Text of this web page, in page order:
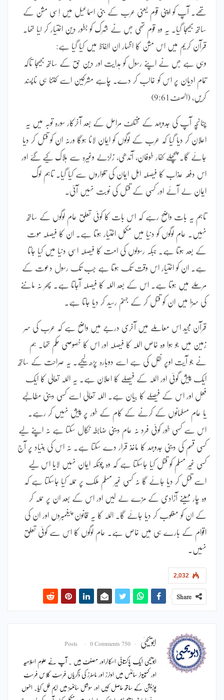
تھے۔ آپ کو اپنی قوم یعنی عرب کے بنی اسماعیل میں اِسی مشن کے
ساتھ بھیجا گیا۔ یہ وہ قوم تھی جس نے شرک کو بطور دین اختیار کر لیا تھا۔
قرآن کریم میں اس مشن کا اظہار ان الفاظ میں کیا گیا ہے:
وہی ہے جس نے اپنے رسول کو ہدایت اور دین حق کے ساتھ بھیجا تاکہ
تمام ادیان پر اس کو غالب کر دے۔ چاہے مشرکین اسے کتنا ہی ناپسند
کریں، (الصف9:61)
چنانچہ آپ کی جدوجہد کے مختلف مراحل کے بعد آخرکار سورہ توبہ میں یہ
اعلان کر دیا گیا کہ عرب کے لوگوں کو ایمان لانا ہوگا ورنہ ان کو قتل کر دیا
جائے گا۔ پچھلے کفار طوفان، آندھی، زلزلے وغیرہ سے ہلاک کیے گئے اور
اس دفعہ عذاب کا فیصلہ اہل ایمان کی تلواروں سے کیا گیا۔ تاہم لوگ
ایمان لے آئے اور کسی کے قتل کی نوبت نہیں آئی۔
تاہم یہ بات واضح رہے کہ اس بات کا کوئی تعلق عام لوگوں کے ساتھ
نہیں۔ عام لوگوں کو دنیا میں مکمل اختیار ہوتا ہے۔ ان کا فیصلہ موت
کے بعد ہوتا ہے۔ جبکہ رسولوں کی امت کا فیصلہ اسی دنیا میں کیا جاتا
ہے۔ ان کو اختیار اس وقت تک ہوتا ہے جب تک رسول دعوت کے
مرحلے میں ہوتا ہے۔ اس کے بعد اللہ کا فیصلہ آجاتا ہے۔ پھر نہ ماننے
کی سزا میں ان کو قتل کر کے جہنم رسید کر دیا جاتا ہے۔
قرآن مجید اس معاملے میں آخری درجے میں واضح ہے کہ عرب کی سر
زمین میں جو ہوا وہ خاص اللہ کا فیصلہ اور اس کا خصوصی حکم تھا۔ ہم
نے جو آیت اوپر نقل کی ہے اسے دوبارہ پڑھ لیجیے۔ یہ صراحت کے ساتھ
ایک پیش گوئی اور اللہ کے فیصلے کا اعلان ہے۔ یہ اللہ تعالیٰ کا ایک
فعل اور اس کے فیصلے کا بیان ہے۔ اللہ تعالیٰ اسے کسی دینی مطالبے
یا عام مسلمانوں کے کرنے کے کام کے طور پر پیش نہیں کر رہے۔
اس سے کسی طور کوئی فرد نہ عام دینی ضابطہ نکال سکتا ہے نہ اپنے لیے
کسی قسم کی دینی جدوجہد کا ماخذ قرار دے سکتا ہے۔ نہ اس کی بنیاد پر آج
کسی غیر مسلم کو قتل کیا جاسکتا ہے کہ وہ چونکہ ایمان نہیں لایا اس لیے
اسے قتل کر دیا جائے گا نہ کسی غیر مسلم ملک پر حملہ کیا جاسکتا ہے کہ
وہ چار مہینے آزادی کے مزے لے لیں اور اس کے بعد ان پر حملہ کر
کے ان کو مغلوب کر دیا جائے گا۔ اللہ کا یہ قانون پیغمبروں اور ان کی
اقوام کے بارے ہی میں خاص ہے۔ عام لوگوں کا اس سے کوئی تعلق
نہیں۔
2,032
Share
ابویحییٰ 750 Posts
0 Comments
ابویحییٰ ایک پاکستانی اسکالراور مصنف ہیں ۔ آپ نے علوم اسلامیہ
اور کمپیوٹر سائنس میں اونرز اور ماسٹرز کی ڈگریاں فرسٹ کلاس فرسٹ
پوزیشن کے ساتھ حاصل کیں اور سوشل سائنسز میں ایم فل کیا۔ انہوں